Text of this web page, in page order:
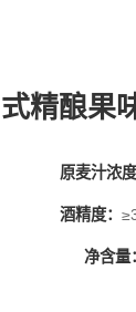
精酿果
原麦汁浓度
酒精度：
净含量：